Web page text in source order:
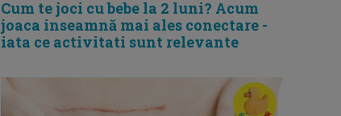
Cum te joci cu bebe la 2 luni? Acum
joaca inseamnă mai ales conectare -
iata ce activitati sunt relevante